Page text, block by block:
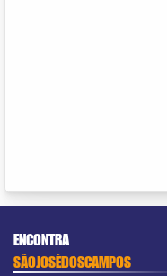
ENCONTRA
SÃOJOSÉDOSCAMPOS